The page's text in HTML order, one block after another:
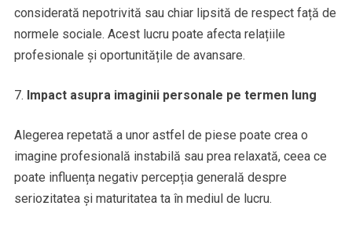
considerată nepotrivită sau chiar lipsită de respect față de
normele sociale. Acest lucru poate afecta relațiile
profesionale și oportunitățile de avansare.
Impact asupra imaginii personale pe termen lung
Alegerea repetată a unor astfel de piese poate crea o
imagine profesională instabilă sau prea relaxată, ceea ce
poate influența negativ percepția generală despre
seriozitatea și maturitatea ta în mediul de lucru.